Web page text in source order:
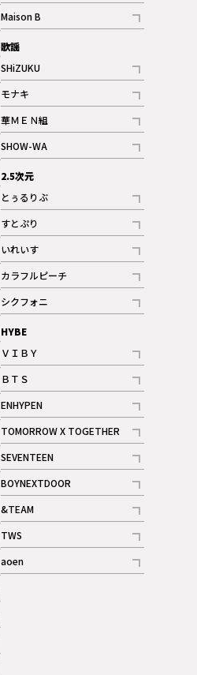
記事
ギャラリー
Maison B
記事
歌謡
SHiZUKU
記事
モナキ
記事
華ＭＥＮ組
記事
SHOW-WA
記事
2.5次元
とぅるりぶ
記事
すとぷり
記事
ギャラリー
いれいす
記事
ギャラリー
カラフルピーチ
記事
シクフォニ
記事
HYBE
ＶＩＢＹ
記事
ＢＴＳ
記事
ENHYPEN
記事
TOMORROW X TOGETHER
記事
ギャラリー
SEVENTEEN
記事
BOYNEXTDOOR
記事
&TEAM
記事
TWS
記事
aoen
記事